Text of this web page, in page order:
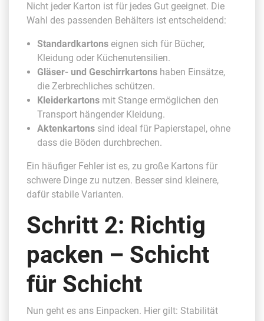
Nicht jeder Karton ist für jedes Gut geeignet. Die
Wahl des passenden Behälters ist entscheidend:
Standardkartons eignen sich für Bücher,
Kleidung oder Küchenutensilien.
Gläser- und Geschirrkartons haben Einsätze,
die Zerbrechliches schützen.
Kleiderkartons mit Stange ermöglichen den
Transport hängender Kleidung.
Aktenkartons sind ideal für Papierstapel, ohne
dass die Böden durchbrechen.
Ein häufiger Fehler ist es, zu große Kartons für
schwere Dinge zu nutzen. Besser sind kleinere,
dafür stabile Varianten.
Schritt 2: Richtig
packen – Schicht
für Schicht
Nun geht es ans Einpacken. Hier gilt: Stabilität